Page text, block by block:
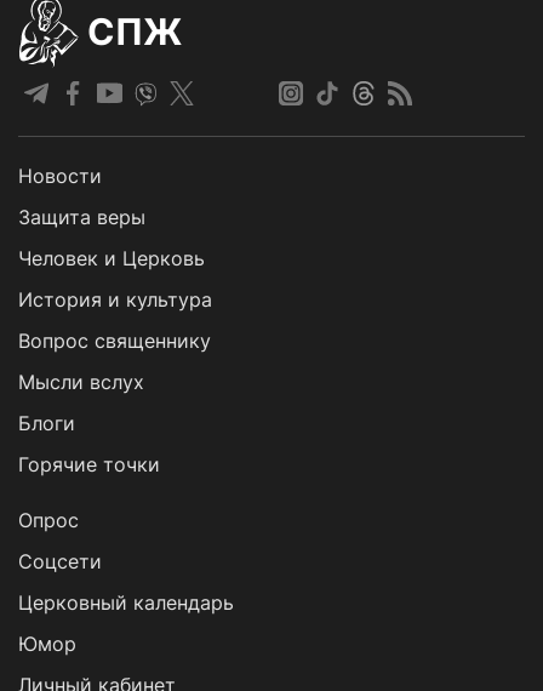
СПЖ
Новости
Защита веры
Человек и Церковь
История и культура
Вопрос священнику
Мысли вслух
Блоги
Горячие точки
Опрос
Cоцсети
Церковный календарь
Юмор
Личный кабинет